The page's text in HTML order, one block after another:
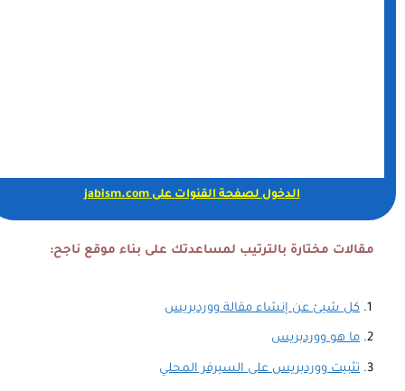
الدخول لصفحة القنوات على jabism.com
مقالات مختارة بالترتيب لمساعدتك على بناء موقع ناجح:
كل شيئ عن إنشاء مقالة ووردبريس
ما هو ووردبريس
تثبيت ووردبريس على السيرفر المحلي